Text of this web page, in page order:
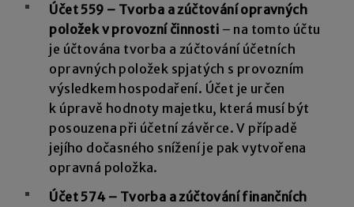
Účet 559 – Tvorba a zúčtování opravných
položek v provozní činnosti – na tomto účtu
je účtována tvorba a zúčtování účetních
opravných položek spjatých s provozním
výsledkem hospodaření. Účet je určen
k úpravě hodnoty majetku, která musí být
posouzena při účetní závěrce. V případě
jejího dočasného snížení je pak vytvořena
opravná položka.
Účet 574 – Tvorba a zúčtování finančních